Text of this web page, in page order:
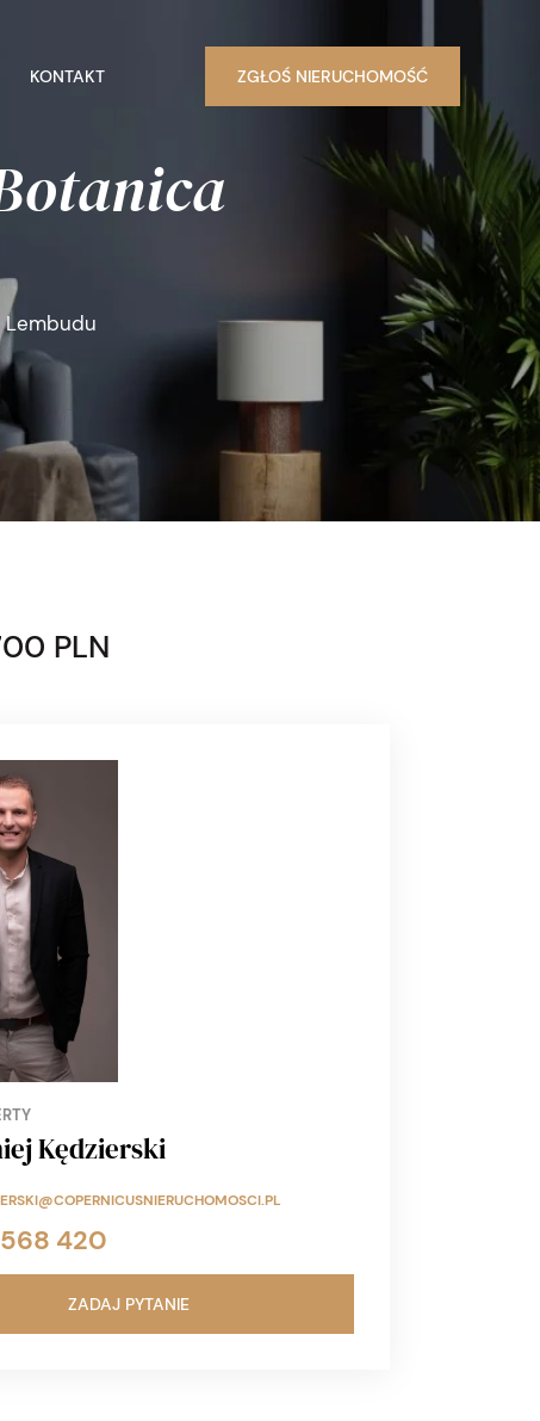
KONTAKT ZGŁOŚ NIERUCHOMOŚĆ
Lembudu
PLN
Kędzierski
420
ZADAJ PYTANIE